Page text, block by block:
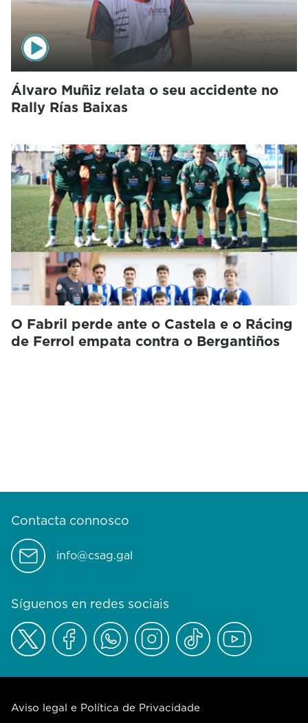
Álvaro Muñiz relata o seu accidente no
Rally Rías Baixas
O Fabril perde ante o Castela e o Rácing
de Ferrol empata contra o Bergantiños
Contacta connosco
info@csag.gal
Síguenos en redes sociais
Aviso legal e Política de Privacidade